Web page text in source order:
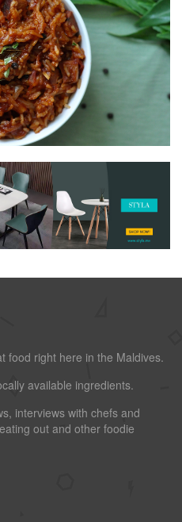
food right here in the Maldives.
available ingredients.
interviews with chefs and
out and other foodie